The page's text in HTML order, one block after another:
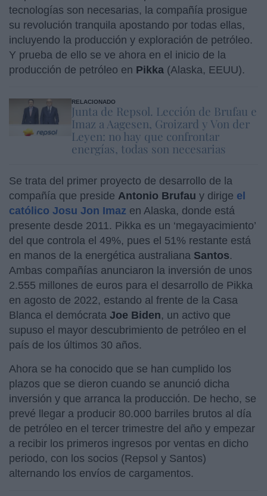
tecnologías son necesarias, la compañía prosigue
su revolución tranquila apostando por todas ellas,
incluyendo la producción y exploración de petróleo.
Y prueba de ello se ve ahora en el inicio de la
producción de petróleo en Pikka (Alaska, EEUU).
RELACIONADO
Junta de Repsol. Lección de Brufau e
Imaz a Aagesen, Groizard y Von der
Leyen: no hay que confrontar
energías, todas son necesarias
Se trata del primer proyecto de desarrollo de la
compañía que preside Antonio Brufau y dirige el
católico Josu Jon Imaz en Alaska, donde está
presente desde 2011. Pikka es un ‘megayacimiento’
del que controla el 49%, pues el 51% restante está
en manos de la energética australiana Santos.
Ambas compañías anunciaron la inversión de unos
2.555 millones de euros para el desarrollo de Pikka
en agosto de 2022, estando al frente de la Casa
Blanca el demócrata Joe Biden, un activo que
supuso el mayor descubrimiento de petróleo en el
país de los últimos 30 años.
Ahora se ha conocido que se han cumplido los
plazos que se dieron cuando se anunció dicha
inversión y que arranca la producción. De hecho, se
prevé llegar a producir 80.000 barriles brutos al día
de petróleo en el tercer trimestre del año y empezar
a recibir los primeros ingresos por ventas en dicho
periodo, con los socios (Repsol y Santos)
alternando los envíos de cargamentos.